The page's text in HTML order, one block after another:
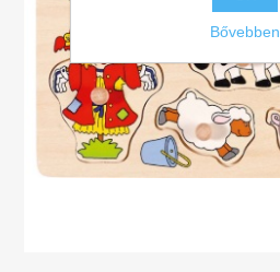
Bővebben